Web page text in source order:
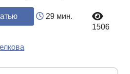
29 мин.
1506